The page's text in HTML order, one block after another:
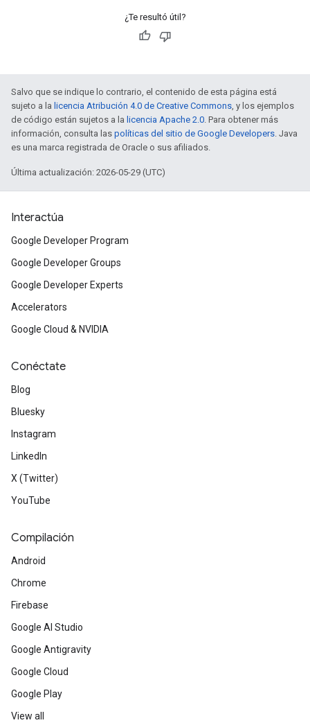
¿Te resultó útil?
Salvo que se indique lo contrario, el contenido de esta página está
sujeto a la licencia Atribución 4.0 de Creative Commons , y los ejemplos
de código están sujetos a la licencia Apache 2.0 . Para obtener más
información, consulta las políticas del sitio de Google Developers . Java
es una marca registrada de Oracle o sus afiliados.
Última actualización: 2026-05-29 (UTC)
Interactúa
Google Developer Program
Google Developer Groups
Google Developer Experts
Accelerators
Google Cloud & NVIDIA
Conéctate
Blog
Bluesky
Instagram
LinkedIn
X (Twitter)
YouTube
Compilación
Android
Chrome
Firebase
Google AI Studio
Google Antigravity
Google Cloud
Google Play
View all